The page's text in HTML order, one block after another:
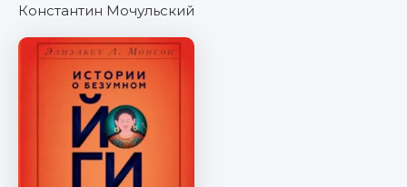
Константин Мочульский